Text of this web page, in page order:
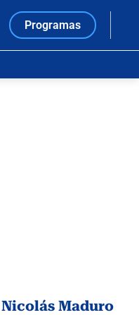
Programas
Nicolás Maduro